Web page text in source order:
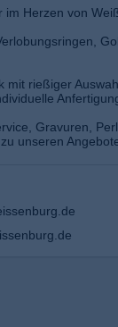
im Herzen von
mit rießiger
Gravuren,
unseren